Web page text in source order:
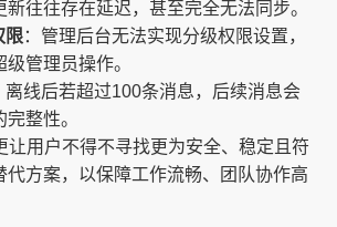
新往往存在延迟，甚至完全无法同步。
限：管理后台无法实现分级权限设置，
管理员操作。
离线后若超过100条消息，后续消息会
整性。
让用户不得不寻找更为安全、稳定且符
代方案，以保障工作流畅、团队协作高